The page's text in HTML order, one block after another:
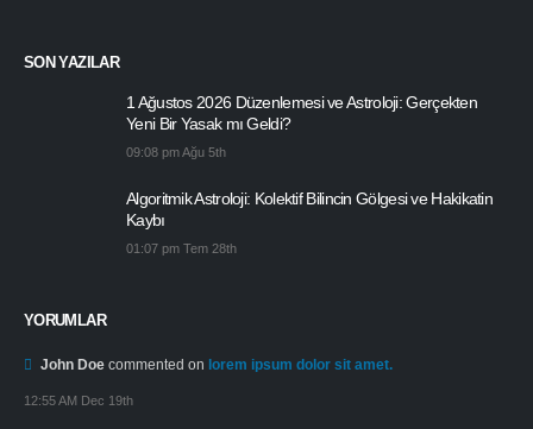
SON YAZILAR
1 Ağustos 2026 Düzenlemesi ve Astroloji: Gerçekten
Yeni Bir Yasak mı Geldi?
09:08 pm Ağu 5th
Algoritmik Astroloji: Kolektif Bilincin Gölgesi ve Hakikatin
Kaybı
01:07 pm Tem 28th
YORUMLAR
John Doe commented on lorem ipsum dolor sit amet.
12:55 AM Dec 19th